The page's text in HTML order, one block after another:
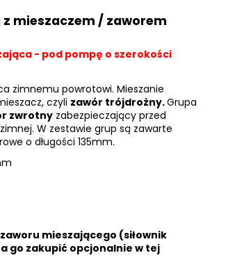
mieszaczem / zaworem
- pod pompę o szerokości
zimnemu powrotowi. Mieszanie
czyli zawór trójdrożny.Grupa
zwrotny zabezpieczający przed
W zestawie grup są zawarte
o długości 135mm.
mieszającego (siłownik
go zakupić opcjonalnie w tej